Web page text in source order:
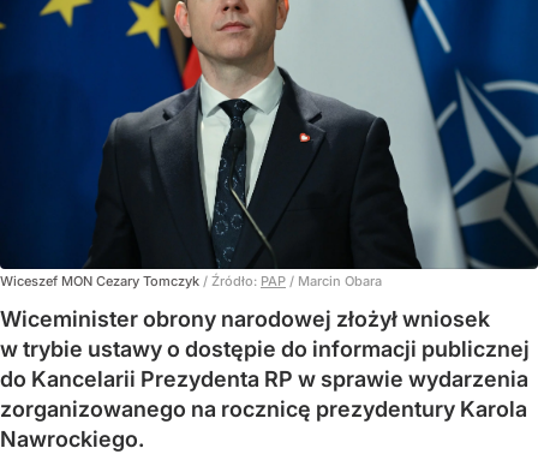
Wiceszef MON Cezary Tomczyk / Źródło: PAP / Marcin Obara
Wiceminister obrony narodowej złożył wniosek
w trybie ustawy o dostępie do informacji publicznej
do Kancelarii Prezydenta RP w sprawie wydarzenia
zorganizowanego na rocznicę prezydentury Karola
Nawrockiego.